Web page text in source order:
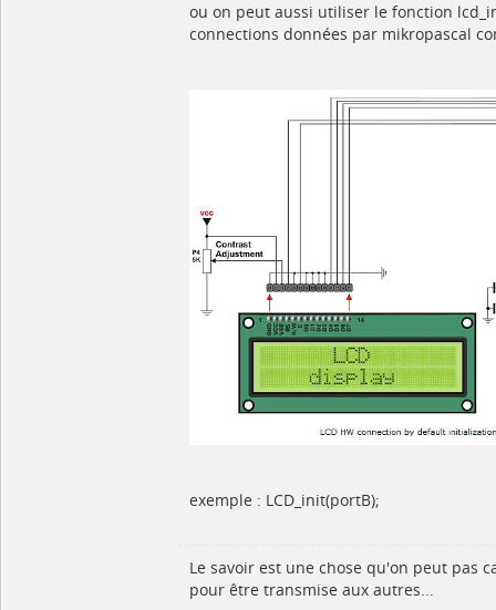
ou on peut aussi utiliser le fonction
connections données par mikropascal
exemple : LCD_init(portB);
Le savoir est une chose qu'on peut pas
pour être transmise aux autres...